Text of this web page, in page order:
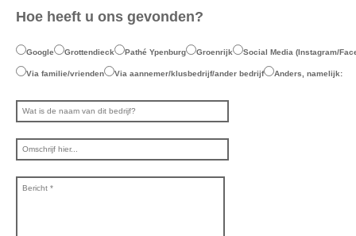
Hoe heeft u ons gevonden?
Google Grottendieck Pathé Ypenburg Groenrijk Social Media (Instagram/
Via familie/vrienden Via aannemer/klusbedrijf/ander bedrijf Anders, namelijk: